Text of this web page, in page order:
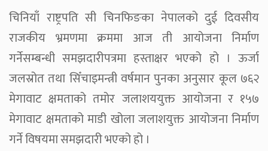
चिनियाँ राष्ट्रपति सी चिनफिङका नेपालको दुई दिवसीय
राजकीय भ्रमणमा क्रममा आज ती आयोजना निर्माण
गर्नेसम्बन्धी समझदारीपत्रमा हस्ताक्षर भएको हो । ऊर्जा
जलस्रोत तथा सिँचाइमन्त्री वर्षमान पुनका अनुसार कूल ७६२
मेगावाट क्षमताको तमोर जलाशययुक्त आयोजना र १५७
मेगावाट क्षमताको माडी खोला जलाशयुक्त आयोजना निर्माण
गर्ने विषयमा समझदारी भएको हो ।